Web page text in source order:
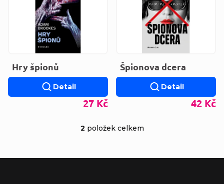
Hry špionů
27 Kč
Detail
Špionova dcera
42 Kč
Detail
2 položek celkem